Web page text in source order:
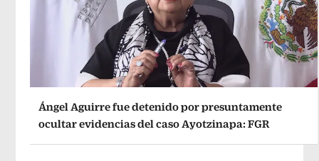
Ángel Aguirre fue detenido por presuntamente
ocultar evidencias del caso Ayotzinapa: FGR